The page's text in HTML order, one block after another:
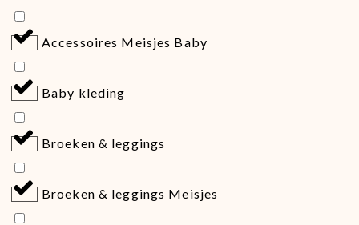
Accessoires Meisjes Baby
Baby kleding
Broeken & leggings
Broeken & leggings Meisjes